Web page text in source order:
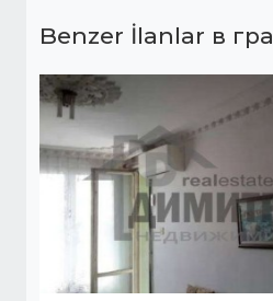
Benzer İlanlar в